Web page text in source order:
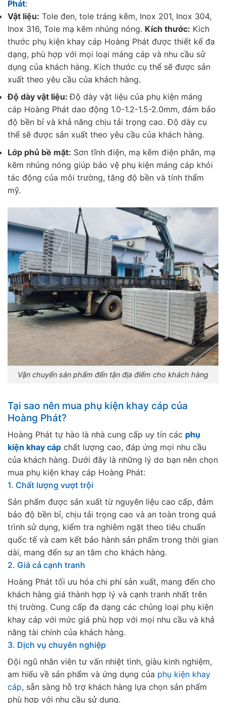
Phát:
Vật liệu: Tole đen, tole tráng kẽm, Inox 201, Inox 304,
Inox 316, Tole mạ kẽm nhúng nóng. Kích thước: Kích
thước phụ kiện khay cáp Hoàng Phát được thiết kế đa
dạng, phù hợp với mọi loại máng cáp và nhu cầu sử
dụng của khách hàng. Kích thước cụ thể sẽ được sản
xuất theo yêu cầu của khách hàng.
Độ dày vật liệu:Độ dày vật liệu của phụ kiện máng
cáp Hoàng Phát dao động 1.0-1.2-1.5-2.0mm, đảm bảo
độ bền bỉ và khả năng chịu tải trọng cao. Độ dày cụ
thể sẽ được sản xuất theo yêu cầu của khách hàng.
Lớp phủ bề mặt: Sơn tĩnh điện, mạ kẽm điện phân, mạ
kẽm nhúng nóng giúp bảo vệ phụ kiện máng cáp khỏi
tác động của môi trường, tăng độ bền và tính thẩm
mỹ.
Vận chuyển sản phẩm đến tận địa điểm cho khách hàng
Tại sao nên mua phụ kiện khay cáp của
Hoàng Phát?
Hoàng Phát tự hào là nhà cung cấp uy tín các phụ
kiện khay cáp chất lượng cao, đáp ứng mọi nhu cầu
của khách hàng. Dưới đây là những lý do bạn nên chọn
mua phụ kiện khay cáp Hoàng Phát:
1. Chất lượng vượt trội
Sản phẩm được sản xuất từ nguyên liệu cao cấp, đảm
bảo độ bền bỉ, chịu tải trọng cao và an toàn trong quá
trình sử dụng, kiểm tra nghiêm ngặt theo tiêu chuẩn
quốc tế và cam kết bảo hành sản phẩm trong thời gian
dài, mang đến sự an tâm cho khách hàng.
2. Giá cả cạnh tranh
Hoàng Phát tối ưu hóa chi phí sản xuất, mang đến cho
khách hàng giá thành hợp lý và cạnh tranh nhất trên
thị trường. Cung cấp đa dạng các chủng loại phụ kiện
khay cáp với mức giá phù hợp với mọi nhu cầu và khả
năng tài chính của khách hàng.
3. Dịch vụ chuyên nghiệp
Đội ngũ nhân viên tư vấn nhiệt tình, giàu kinh nghiệm,
am hiểu về sản phẩm và ứng dụng của phụ kiện khay
cáp, sẵn sàng hỗ trợ khách hàng lựa chọn sản phẩm
phù hợp với nhu cầu sử dụng.